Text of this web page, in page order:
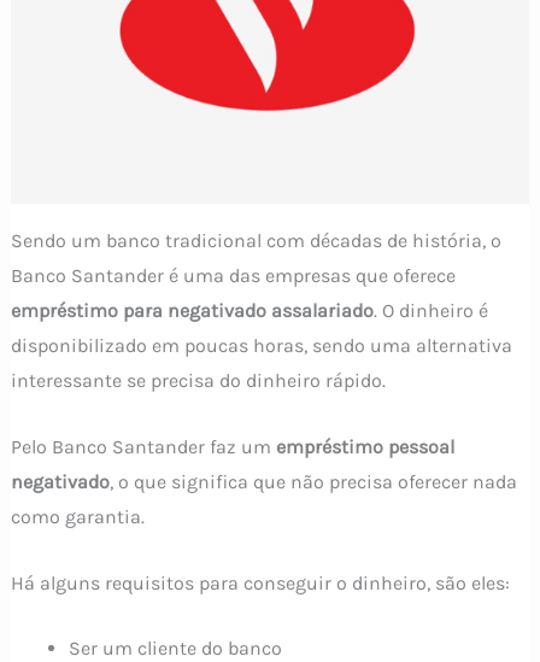
Sendo um banco tradicional com décadas de história, o
Banco Santander é uma das empresas que oferece
empréstimo para negativado assalariado. O dinheiro é
disponibilizado em poucas horas, sendo uma alternativa
interessante se precisa do dinheiro rápido.
Pelo Banco Santander faz um empréstimo pessoal
negativado, o que significa que não precisa oferecer nada
como garantia.
Há alguns requisitos para conseguir o dinheiro, são eles:
Ser um cliente do banco